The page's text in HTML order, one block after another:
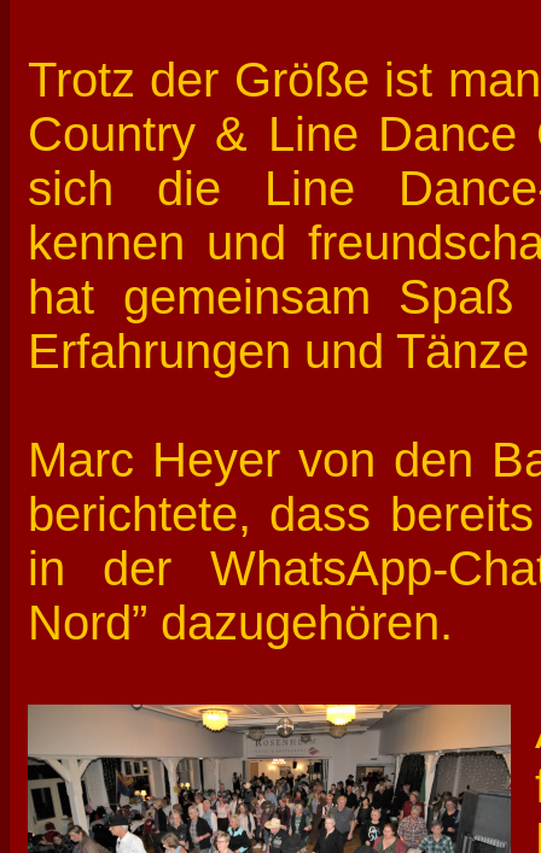
Trotz der Größe ist
Country & Line Dance
sich die Line
kennen und
hat gemeinsam
Erfahrungen und
Marc Heyer von den
berichtete, dass
in der WhatsApp-
Nord” dazugehören.